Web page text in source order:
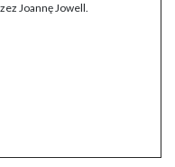
Joannę Jowell.